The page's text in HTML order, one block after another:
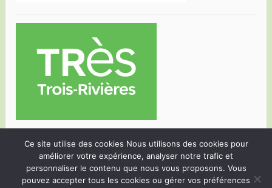
Ce site utilise des cookies Nous utilisons des cookies pour
améliorer votre expérience, analyser notre trafic et
personnaliser le contenu que nous vous proposons. Vous
pouvez accepter tous les cookies ou gérer vos préférences